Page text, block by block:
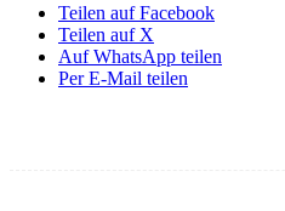
Teilen auf Facebook
Teilen auf X
Auf WhatsApp teilen
Per E-Mail teilen